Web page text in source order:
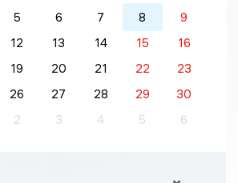
5 6 7 8
9
12 13 14 15
16
19 20 21 22
23
26 27 28 29
30
2 3 4 5 6